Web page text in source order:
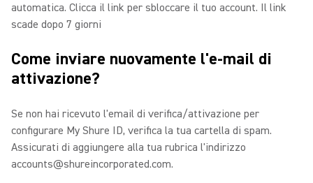
automatica. Clicca il link per sbloccare il tuo account. Il link
scade dopo 7 giorni
Come inviare nuovamente l'e-mail di
attivazione?
Se non hai ricevuto l'email di verifica/attivazione per
configurare My Shure ID, verifica la tua cartella di spam.
Assicurati di aggiungere alla tua rubrica l'indirizzo
accounts@shureincorporated.com.